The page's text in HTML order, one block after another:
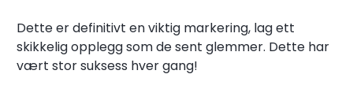
Dette er definitivt en viktig markering, lag ett
skikkelig opplegg som de sent glemmer. Dette har
vært stor suksess hver gang!